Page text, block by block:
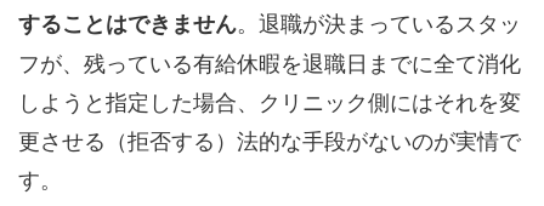
することはできません。退職が決まっているスタッ
フが、残っている有給休暇を退職日までに全て消化
しようと指定した場合、クリニック側にはそれを変
更させる（拒否する）法的な手段がないのが実情で
す。